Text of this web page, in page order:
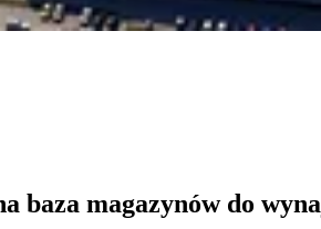
baza magazynów do